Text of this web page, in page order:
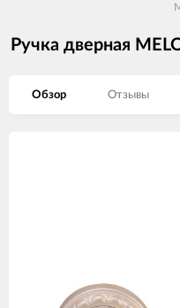
Ручка дверная
Обзор Отзывы